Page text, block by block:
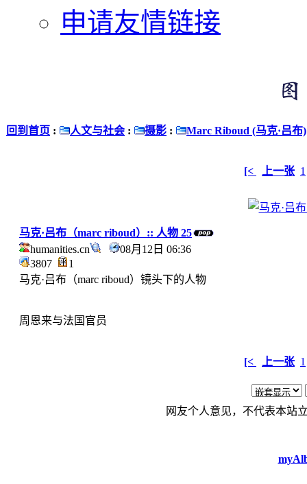
申请友情链接
回到首页 : 人文与社会 : 摄影 : Marc Riboud (马克·吕布)
[< 上一张 1
马克·吕布（marc riboud）:: 人物 25
humanities.cn
08月12日 06:36
3807
1
马克·吕布（marc riboud）镜头下的人物
周恩来与法国官员
[< 上一张 1
网友个人意见，不代表本站